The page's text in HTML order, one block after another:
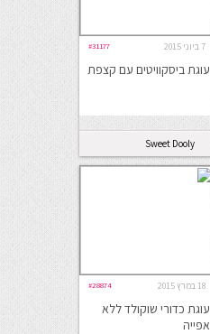
7 ביוני 2015 #31177
עוגת ביסקוויטים עם קצפת
Sweet Dooly
18 במרץ 2015 #28874
עוגת כדורי שוקולד ללא
אפייה